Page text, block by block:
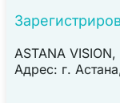
ASTANA VISION,
Адрес: г.